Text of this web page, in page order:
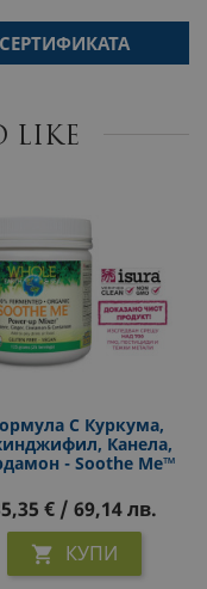
LIKE
С Куркума,
Канела,
- Soothe Me™
& Sea,125 G Прах/ 25
Дози
€ / 69,14 лв.
 КУПИ